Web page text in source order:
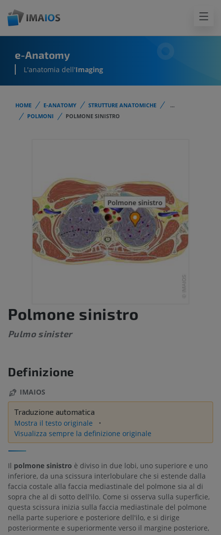
e-Anatomy
L'anatomia dell'Imaging
HOME E-ANATOMY STRUTTURE ANATOMICHE
...
POLMONI
POLMONE SINISTRO
Polmone sinistro
Pulmo sinister
Definizione
IMAIOS
Traduzione automatica
Mostra il testo originale
Visualizza sempre la definizione originale
Il polmone sinistro è diviso in due lobi, uno superiore e uno
inferiore, da una scissura interlobulare che si estende dalla
faccia costale alla faccia mediastinale del polmone sia al di
sopra che al di sotto dell'ilo. Come si osserva sulla superficie,
questa scissura inizia sulla faccia mediastinale del polmone
nella parte superiore e posteriore dell'ilo, e si dirige
posteriormente e superiormente verso il margine posteriore,